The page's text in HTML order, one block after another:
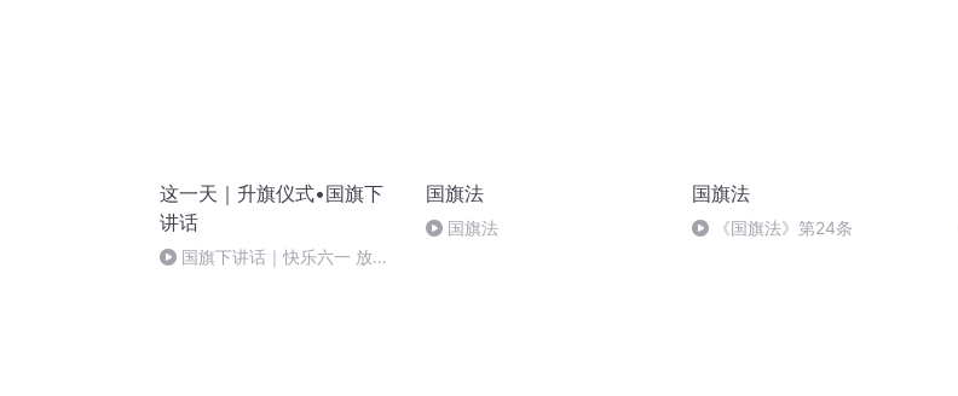
这一天｜升旗仪式•国旗下
讲话
国旗下讲话｜快乐六一 放飞
国旗法
国旗法
国旗法
《国旗法》第24条